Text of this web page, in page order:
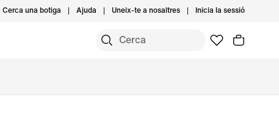
Cerca una botiga Ajuda Uneix-te a nosaltres Inicia la sessió